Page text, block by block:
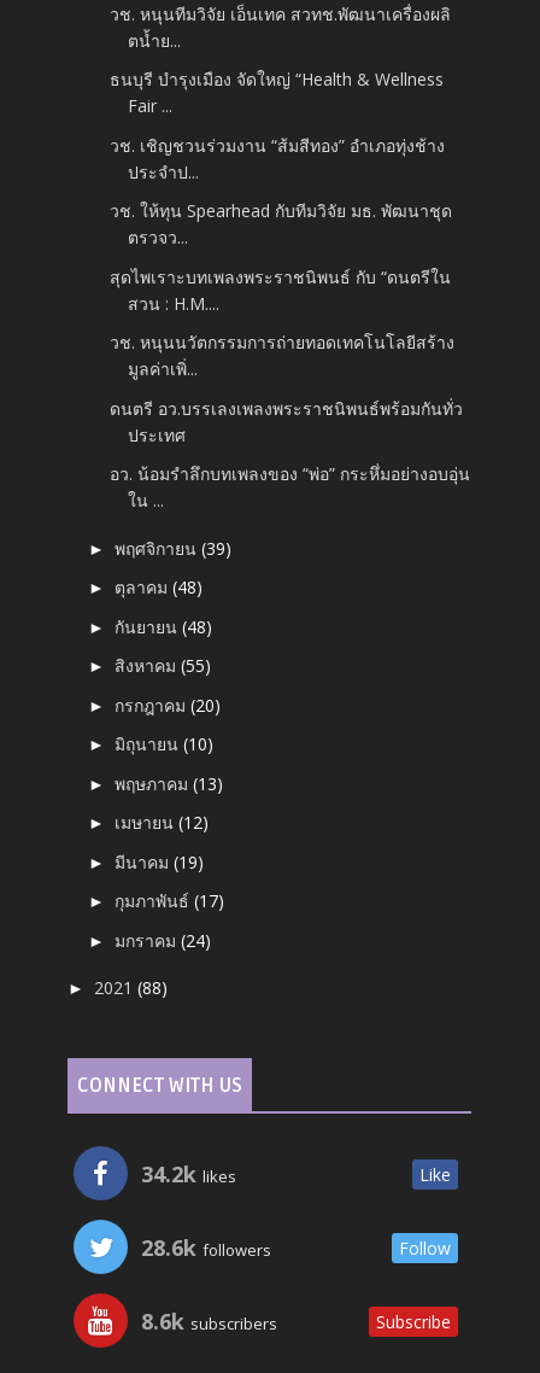
วช. หนุนทีมวิจัย เอ็นเทค สวทช.พัฒนาเครื่องผลิ
ตน้ำย...
ธนบุรี บำรุงเมือง จัดใหญ่ “Health & Wellness
Fair ...
วช. เชิญชวนร่วมงาน “ส้มสีทอง” อำเภอทุ่งช้าง
ประจำป...
วช. ให้ทุน Spearhead กับทีมวิจัย มธ. พัฒนาชุด
ตรวจว...
สุดไพเราะบทเพลงพระราชนิพนธ์ กับ “ดนตรีใน
สวน : H.M....
วช. หนุนนวัตกรรมการถ่ายทอดเทคโนโลยีสร้าง
มูลค่าเพิ่...
ดนตรี อว.บรรเลงเพลงพระราชนิพนธ์พร้อมกันทั่ว
ประเทศ
อว. น้อมรำลึกบทเพลงของ “พ่อ” กระหึ่มอย่างอบอุ่น
ใน ...
►พฤศจิกายน(39)
► ตุลาคม(48)
► กันยายน(48)
► สิงหาคม(55)
► กรกฎาคม(20)
► มิถุนายน(10)
►พฤษภาคม(13)
► เมษายน(12)
► มีนาคม(19)
► กุมภาพันธ์(17)
► มกราคม(24)
► 2021(88)
CONNECT WITH US
34.2k likes Like
28.6k followers Follow
8.6k subscribers Subscribe